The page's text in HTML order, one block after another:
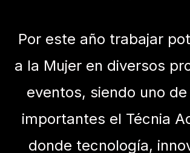
Por este año trabajar
a la Mujer en diversos
eventos, siendo uno
importantes el Técnia
donde tecnología,